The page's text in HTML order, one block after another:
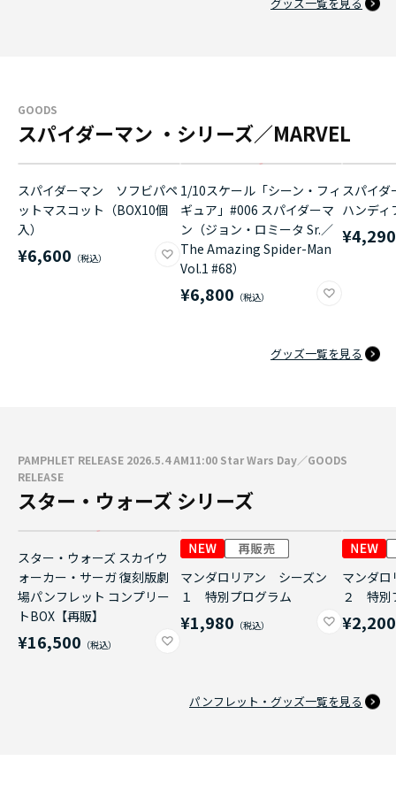
GOODS
スパイダーマン ・シリーズ／MARVEL
スパイダーマン ソフビパペ
ットマスコット（BOX10個
入）
¥6,600
1/10スケール「シーン・フィ
ギュア」#006 スパイダーマ
ン（ジョン・ロミータ Sr.／
The Amazing Spider-Man
Vol.1 #68）
¥6,800
スパイ
ハンディ
¥4,290
グッズ一覧を見る
PAMPHLET RELEASE 2026.5.4 AM11:00 Star Wars Day／GOODS
RELEASE
スター・ウォーズ シリーズ
スター・ウォーズ スカイウ
ォーカー・サーガ 復刻版劇
場パンフレット コンプリー
トBOX【再販】
¥16,500
マンダロリアン シーズン
１ 特別プログラム
¥1,980
マンダ
２ 特別
¥2,200
パンフレット・グッズ一覧を見る